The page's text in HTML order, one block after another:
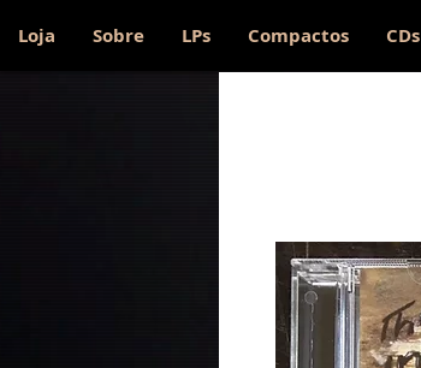
Loja Sobre LPs Compactos CDs